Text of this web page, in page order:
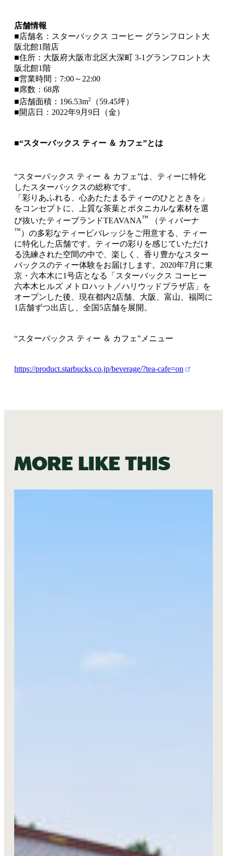
店舗情報
■店舗名：スターバックス コーヒー グランフロント大
阪北館1階店
■住所：大阪府大阪市北区大深町 3-1グランフロント大
阪北館1階
■営業時間：7:00～22:00
■席数：68席
■店舗面積：196.53m2
（59.45坪）
■開店日：2022年9月9日（金）
■“スターバックス ティー ＆ カフェ”とは
“スターバックス ティー ＆ カフェ”は、ティーに特化
したスターバックスの総称です。
「彩りあふれる、心あたたまるティーのひとときを」
をコンセプトに、上質な茶葉とボタニカルな素材を選
び抜いたティーブランドTEAVANA™ （ティバーナ
™ ）の多彩なティービバレッジをご用意する、ティー
に特化した店舗です。ティーの彩りを感じていただけ
る洗練された空間の中で、楽しく、香り豊かなスター
バックスのティー体験をお届けします。2020年7月に東
京・六本木に1号店となる「スターバックス コーヒー
六本木ヒルズ メトロハット／ハリウッドプラザ店」を
オープンした後、現在都内2店舗、大阪、富山、福岡に
1店舗ずつ出店し、全国5店舗を展開。
“スターバックス ティー ＆ カフェ”メニュー
https://product.starbucks.co.jp/beverage/?tea-cafe=on
More like this